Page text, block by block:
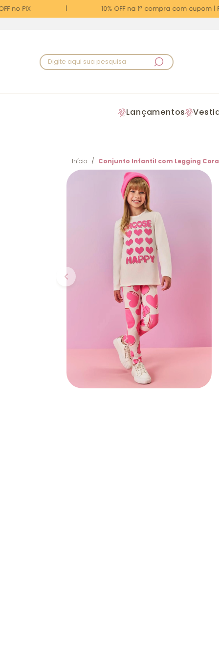
no PIX 10% OFF na 1ª compra com cupom |
Digite aqui sua pesquisa
Lançamentos
Início Conjunto Infantil com Legging